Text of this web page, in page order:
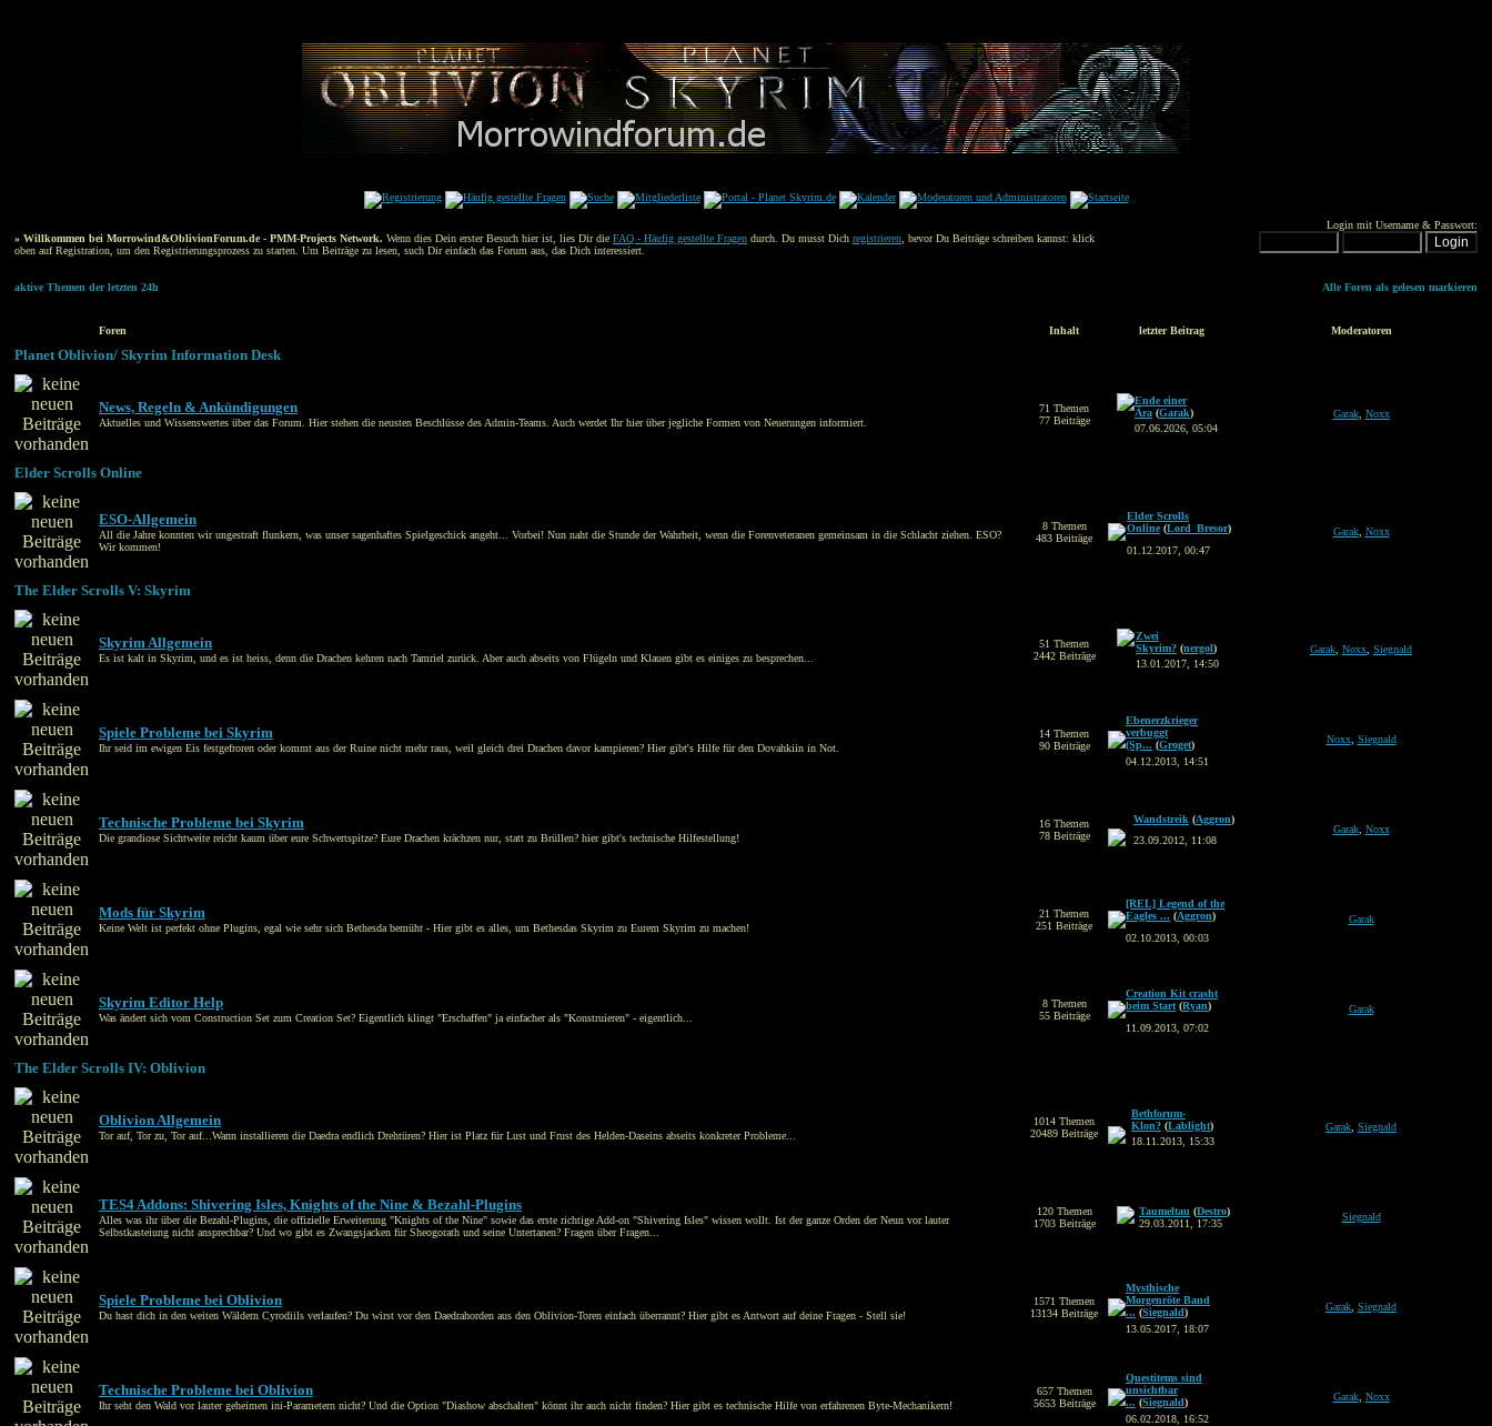
» Willkommen bei Morrowind&OblivionForum.de - PMM-Projects Network. Wenn dies Dein erster Besuch hier ist, lies Dir die FAQ - Häufig gestellte Fragen durch. Du musst Dich registrieren , bevor Du Beiträge schreiben kannst: klick
oben auf Registration, um den Registrierungsprozess zu starten. Um Beiträge zu lesen, such Dir einfach das Forum aus, das Dich interessiert.
Login mit Username & Passwort:
aktive Themen der letzten 24h Alle Foren als gelesen markieren
Foren Inhalt letzter Beitrag Moderatoren
Planet Oblivion/ Skyrim Information Desk
News, Regeln & Ankündigungen
Aktuelles und Wissenswertes über das Forum. Hier stehen die neusten Beschlüsse des Admin-Teams. Auch werdet Ihr hier über jegliche Formen von Neuerungen informiert.
71 Themen
77 Beiträge
Ende einer
Ära (Garak)
07.06.2026, 05:04
Garak, Noxx
Elder Scrolls Online
ESO-Allgemein
All die Jahre konnten wir ungestraft flunkern, was unser sagenhaftes Spielgeschick angeht... Vorbei! Nun naht die Stunde der Wahrheit, wenn die Forenveteranen gemeinsam in die Schlacht ziehen. ESO?
Wir kommen!
8 Themen
483 Beiträge
Elder Scrolls
Online (Lord_Bresor)
01.12.2017, 00:47
Garak, Noxx
The Elder Scrolls V: Skyrim
Skyrim Allgemein
Es ist kalt in Skyrim, und es ist heiss, denn die Drachen kehren nach Tamriel zurück. Aber auch abseits von Flügeln und Klauen gibt es einiges zu besprechen...
51 Themen
2442 Beiträge
Zwei
Skyrim? (nergol)
13.01.2017, 14:50
Garak Noxx Siegnald
Spiele Probleme bei Skyrim
Ihr seid im ewigen Eis festgefroren oder kommt aus der Ruine nicht mehr raus, weil gleich drei Drachen davor kampieren? Hier gibt's Hilfe für den Dovahkiin in Not.
14 Themen
90 Beiträge
Ebenerzkrieger
verbuggt
(Sp... (Groget)
04.12.2013, 14:51
Noxx, Siegnald
Technische Probleme bei Skyrim
Die grandiose Sichtweite reicht kaum über eure Schwertspitze? Eure Drachen krächzen nur, statt zu Brüllen? hier gibt's technische Hilfestellung!
16 Themen
78 Beiträge
Wandstreik (Aggron)
23.09.2012, 11:08
Garak, Noxx
Mods für Skyrim
Keine Welt ist perfekt ohne Plugins, egal wie sehr sich Bethesda bemüht - Hier gibt es alles, um Bethesdas Skyrim zu Eurem Skyrim zu machen!
21 Themen
251 Beiträge
[REL] Legend of the
Eagles ... (Aggron)
02.10.2013, 00:03
Garak
Skyrim Editor Help
Was ändert sich vom Construction Set zum Creation Set? Eigentlich klingt "Erschaffen" ja einfacher als "Konstruieren" - eigentlich...
8 Themen
55 Beiträge
Creation Kit crasht
beim Start (Ryan)
11.09.2013, 07:02
Garak
The Elder Scrolls IV: Oblivion
Oblivion Allgemein
Tor auf, Tor zu, Tor auf...Wann installieren die Daedra endlich Drehtüren? Hier ist Platz für Lust und Frust des Helden-Daseins abseits konkreter Probleme...
1014 Themen
20489 Beiträge
Bethforum-
Klon? (Lablight)
18.11.2013, 15:33
Garak Siegnald
TES4 Addons: Shivering Isles, Knights of the Nine & Bezahl-Plugins
Alles was ihr über die Bezahl-Plugins, die offizielle Erweiterung "Knights of the Nine" sowie das erste richtige Add-on "Shivering Isles" wissen wollt. Ist der ganze Orden der Neun vor lauter
Selbstkasteiung nicht ansprechbar? Und wo gibt es Zwangsjacken für Sheogorath und seine Untertanen? Fragen über Fragen...
120 Themen
1703 Beiträge
Taumeltau (Destro)
29.03.2011, 17:35
Siegnald
Spiele Probleme bei Oblivion
Du hast dich in den weiten Wäldern Cyrodiils verlaufen? Du wirst vor den Daedrahorden aus den Oblivion-Toren einfach überrannt? Hier gibt es Antwort auf deine Fragen - Stell sie!
1571 Themen
13134 Beiträge
Mysthische
Morgenröte Band
... (Siegnald)
13.05.2017, 18:07
Garak Siegnald
Technische Probleme bei Oblivion
Ihr seht den Wald vor lauter geheimen ini-Parametern nicht? Und die Option "Diashow abschalten" könnt ihr auch nicht finden? Hier gibt es technische Hilfe von erfahrenen Byte-Mechanikern!
657 Themen
5653 Beiträge
Questitems sind
unsichtbar
... (Siegnald)
06.02.2018, 16:52
Garak, Noxx